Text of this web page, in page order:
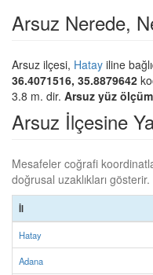
Arsuz Nerede,
Arsuz ilçesi, Hatay iline
36.4071516, 35.8879642
3.8 m. dir. Arsuz yüz
Arsuz İlçesine
Mesafeler coğrafi
doğrusal uzaklıkları gösterir.
İl
Hatay
Adana